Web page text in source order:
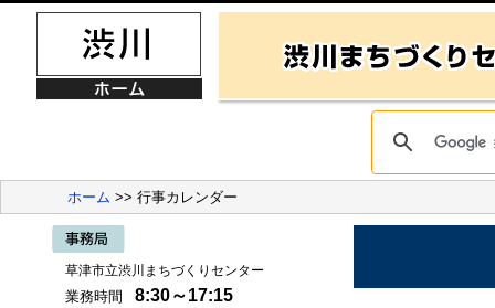
ホーム >> 行事カレンダー
草津市立渋川まちづくりセンター
業務時間 8:30～17:15